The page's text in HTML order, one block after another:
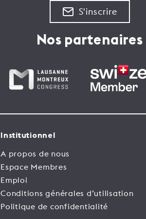
S'inscrire
Nos partenaires
Institutionnel
A propos de nous
Espace Membres
Emploi
Conditions générales d’utilisation
Politique de confidentialité